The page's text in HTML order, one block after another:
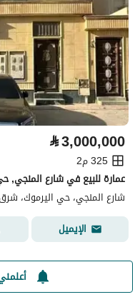
⃁3,000,000
325 م2
عمارة للبيع في شارع المنجي,
شارع المنجي، حي اليرموك،
الإيميل